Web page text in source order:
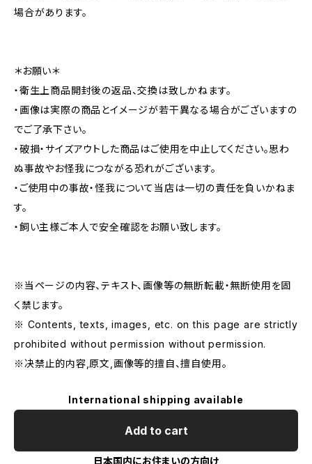
場合があります。
＊お願い＊
・衛生上商品開封後の返品、交換は致しかねます。
・画像は実際の商品とイメージが若干異なる場合がございますの
でご了承下さい。
・破損・サイズアウトした商品はご使用を中止してください。思わ
ぬ事故やお怪我につながる恐れがございます。
・ご使用中の事故・怪我について当店は一切の責任を負いかねま
す。
・飼い主様ご本人で安全確認をお願い致します。
※当ページの内容、テキスト、画像等の無断転載・無断使用を固
く禁じます。
※ Contents, texts, images, etc. on this page are strictly
prohibited without permission without permission.
※决禁止的内容,原文,画像等的擅自、擅自使用。
International shipping available
Add to cart
日本国内にお住まいの方向け